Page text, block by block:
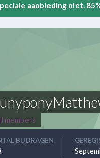
aanbieding niet.
members
BIJDRAGEN